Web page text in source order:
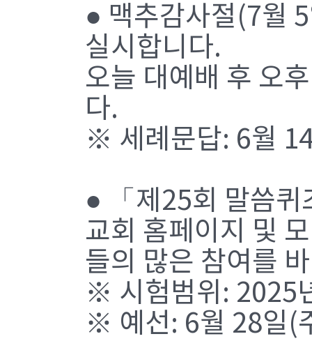
● 맥추감사절(7월
실시합니다.
오늘 대예배 후 오
다.
※ 세례문답: 6월
● 「제25회 말씀퀴
교회 홈페이지 및
들의 많은 참여를
※ 시험범위: 2025
※ 예선: 6월 28일(